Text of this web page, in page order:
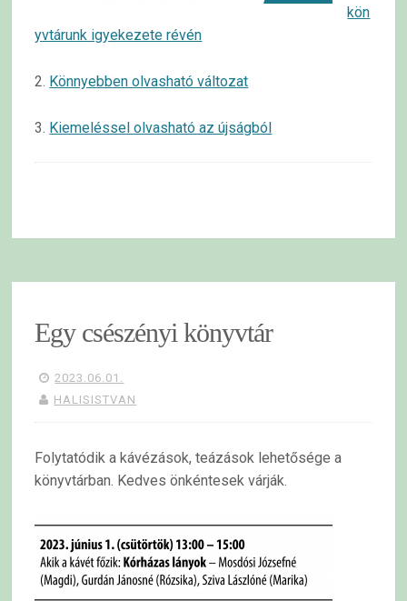
kön
yvtárunk igyekezete révén
2. Könnyebben olvasható változat
3. Kiemeléssel olvasható az újságból
Egy csészényi könyvtár
2023.06.01.
HALISISTVAN
Folytatódik a kávézások, teázások lehetősége a
könyvtárban. Kedves önkéntesek várják.